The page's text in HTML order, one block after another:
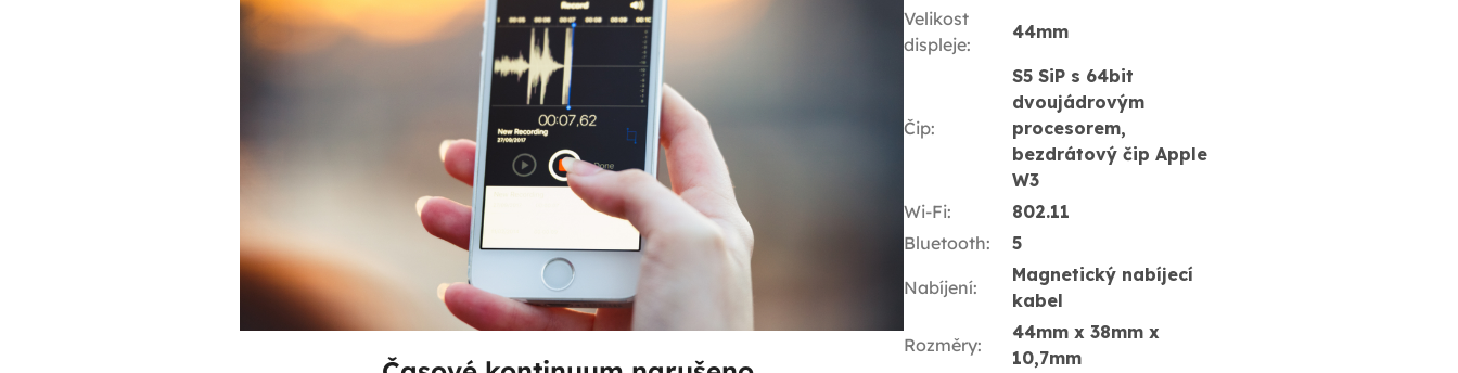
Velikost
displeje:
44mm
Čip:
S5 SiP s 64bit
dvoujádrovým
procesorem,
bezdrátový čip Apple
W3
Wi-Fi:
802.11
Bluetooth: 5
Nabíjení:
Magnetický nabíjecí
kabel
Rozměry:
44mm x 38mm x
10,7mm